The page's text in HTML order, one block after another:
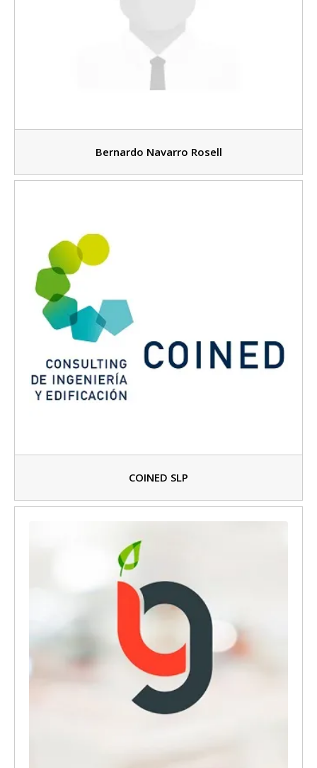
Bernardo Navarro Rosell
COINED SLP